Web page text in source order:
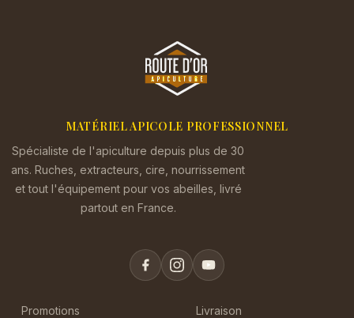
MATÉRIEL APICOLE PROFESSIONNEL
Spécialiste de l'apiculture depuis plus de 30
ans. Ruches, extracteurs, cire, nourrissement
et tout l'équipement pour vos abeilles, livré
partout en France.
Promotions
Livraison